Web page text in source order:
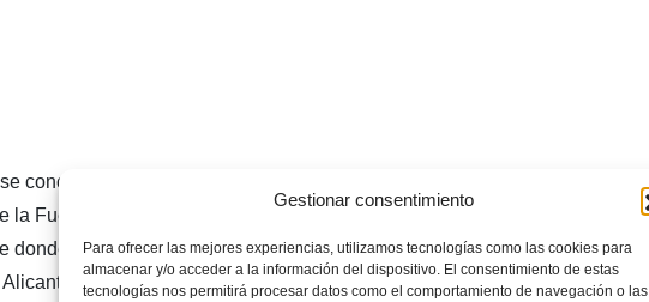
Gestionar consentimiento
Para ofrecer las mejores experiencias, utilizamos tecnologías como las cookies para
almacenar y/o acceder a la información del dispositivo. El consentimiento de estas
tecnologías nos permitirá procesar datos como el comportamiento de navegación o las
concentrará el próximo domingo, día 27 de diciembre, a las 8:00 horas,
la Fuente de San Luis de Valencia con los miembros representantes de
donde partirá en autocar hasta Elche, donde se sumarán los jugadores y
a las 10:00 horas en la Ciudad Deportiva de Elche (campo 5). A